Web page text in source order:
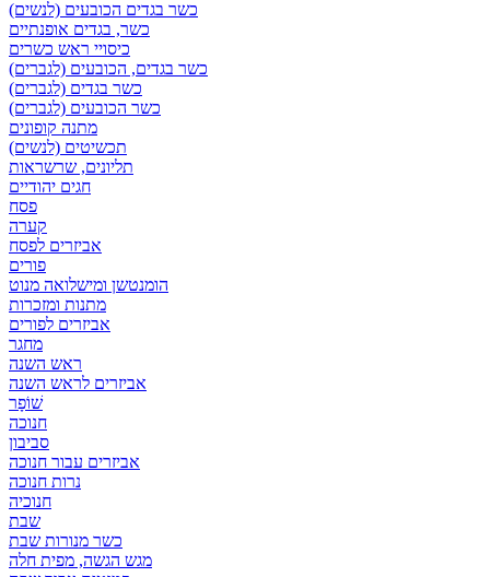
כשר בגדים הכובעים (לנשים)
כשר, בגדים אופנתיים
כיסויי ראש כשרים
כשר בגדים, הכובעים (לגברים)
כשר בגדים (לגברים)
כשר הכובעים (לגברים)
מתנה קופונים
תכשיטים (לנשים)
תליונים, שרשראות
חגים יהודיים
פסח
קערה
אביזרים לפסח
פורים
הומנטשן ומישלואה מנוט
מתנות ומזכרות
אביזרים לפורים
מחגר
ראש השנה
אביזרים לראש השנה
שׁוֹפָר
חנוכה
סביבון
אביזרים עבור חנוכה
נרות חנוכה
חנוכיה
שבת
כשר מנורות שבת
מגש הגשה, מפית חלה